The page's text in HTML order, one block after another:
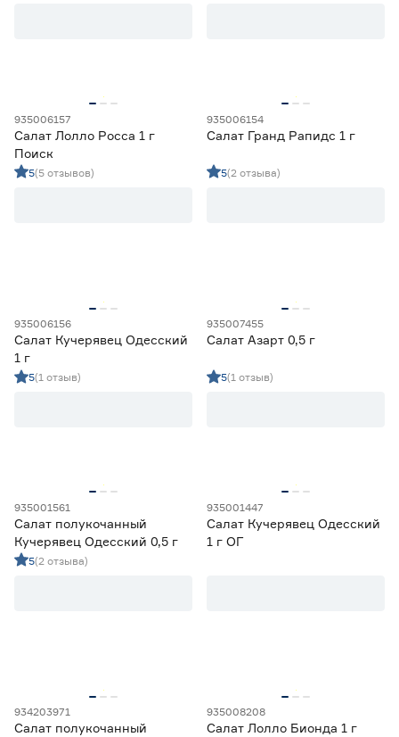
Культура
Открытый грунт
Открытый/закрытый грунт
Срок созревания
Среднеранний
Марка
Agroni
Форма плода
935006157
Салат Лолло Росса 1 г
Поиск
5(5 отзывов)
935006154
Салат Гранд Рапидс 1 г
5(2 отзыва)
935006156
Салат Кучерявец Одесский
1 г
5(1 отзыв)
935007455
Салат Азарт 0,5 г
5(1 отзыв)
935001561
Салат полукочанный
Кучерявец Одесский 0,5 г
5(2 отзыва)
935001447
Салат Кучерявец Одесский
1 г ОГ
934203971
Салат полукочанный
935008208
Салат Лолло Бионда 1 г